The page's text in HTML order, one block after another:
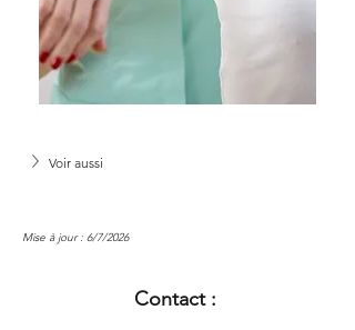
Voir aussi
Mise à jour : 6/7/2026
Contact :